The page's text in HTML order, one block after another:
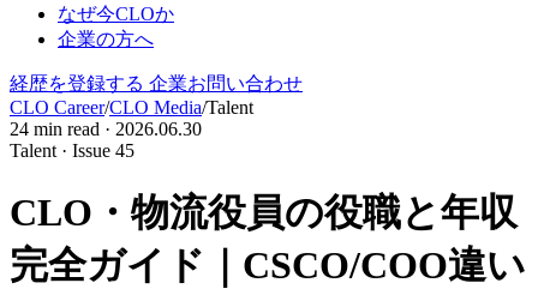
なぜ今CLOか
企業の方へ
経歴を登録する 企業お問い合わせ
CLO Career/CLO Media/Talent
24 min read · 2026.06.30
Talent · Issue 45
CLO・物流役員の役職と年収
完全ガイド｜CSCO/COO違い